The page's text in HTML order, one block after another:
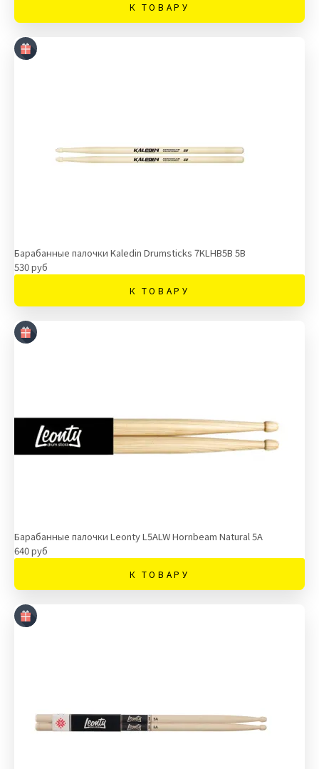
К ТОВАРУ
Барабанные палочки Kaledin Drumsticks 7KLHB5B 5B
530 руб
К ТОВАРУ
Барабанные палочки Leonty L5ALW Hornbeam Natural 5A
640 руб
К ТОВАРУ